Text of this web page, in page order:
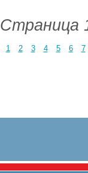
Страница
1 2 3 4 5 6 7